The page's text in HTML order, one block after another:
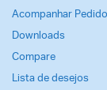
Acompanhar Pedido
Downloads
Compare
Lista de desejos